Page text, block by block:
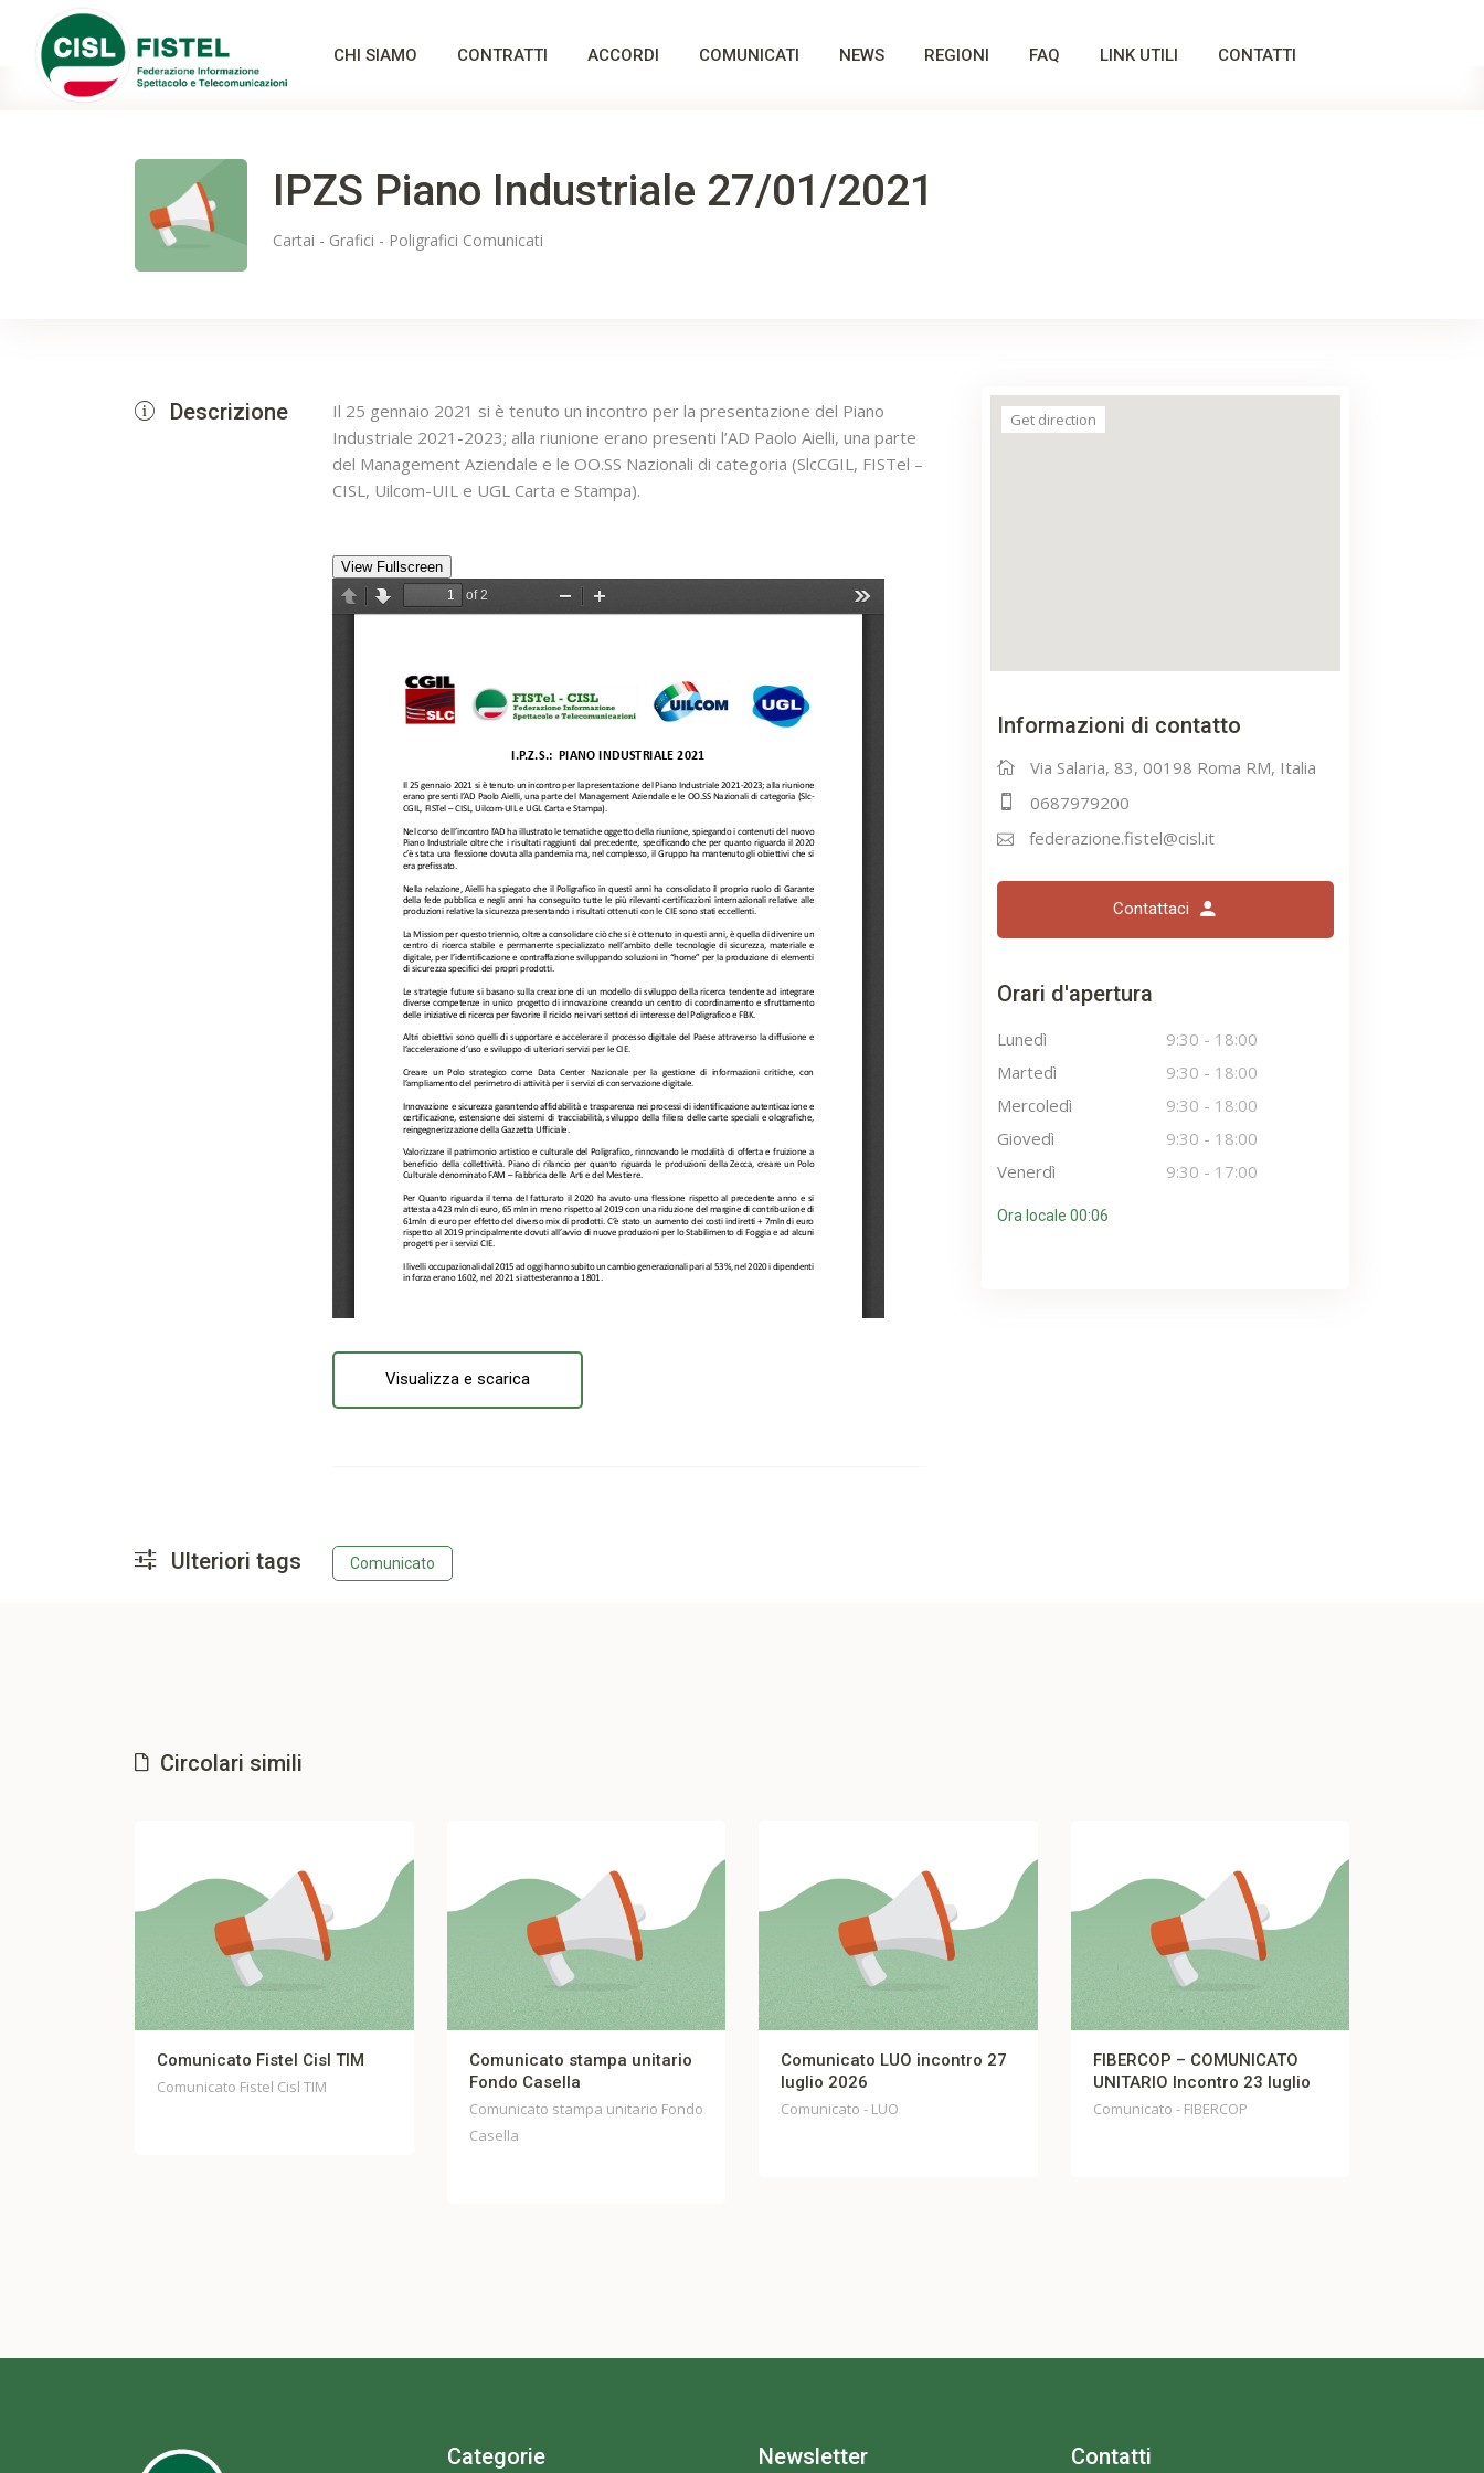
CHI SIAMO CONTRATTI ACCORDI COMUNICATI NEWS REGIONI FAQ LINK UTILI CONTATTI
IPZS Piano Industriale 27/01/2021
Cartai - Grafici - Poligrafici Comunicati
Descrizione
Il 25 gennaio 2021 si è tenuto un incontro per la presentazione del Piano
Industriale 2021-2023; alla riunione erano presenti l’AD Paolo Aielli, una parte
del Management Aziendale e le OO.SS Nazionali di categoria (SlcCGIL, FISTel –
CISL, Uilcom-UIL e UGL Carta e Stampa).
View Fullscreen
Visualizza e scarica
Ulteriori tags Comunicato
Get direction
Informazioni di contatto
Via Salaria, 83, 00198 Roma RM, Italia
0687979200
federazione.fistel@cisl.it
Contattaci
Orari d'apertura
Lunedì 9:30 - 18:00
Martedì
9:30 - 18:00
Mercoledì
9:30 - 18:00
Giovedì
9:30 - 18:00
Venerdì
9:30 - 17:00
Ora locale 00:06
Circolari simili
Comunicato stampa unitario
Fondo Casella
Comunicato stampa unitario Fondo
Comunicato LUO incontro 27
luglio 2026
Comunicato - LUO
FIBERCOP – COMUNICATO
UNITARIO Incontro 23 luglio
Comunicato - FIBERCOP
Comunicato Fistel Cisl TIM
Comunicato Fistel Cisl TIM
Categorie Newsletter Contatti